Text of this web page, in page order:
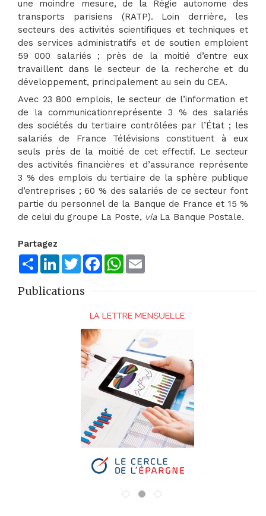
une moindre mesure, de la Régie autonome des
transports parisiens (RATP). Loin derrière, les
secteurs des activités scientifiques et techniques et
des services administratifs et de soutien emploient
59 000 salariés ; près de la moitié d’entre eux
travaillent dans le secteur de la recherche et du
développement, principalement au sein du CEA.
Avec 23 800 emplois, le secteur de l’information et
de la communicationreprésente 3 % des salariés
des sociétés du tertiaire contrôlées par l’État ; les
salariés de France Télévisions constituent à eux
seuls près de la moitié de cet effectif. Le secteur
des activités financières et d’assurance représente
3 % des emplois du tertiaire de la sphère publique
d’entreprises ; 60 % des salariés de ce secteur font
partie du personnel de la Banque de France et 15 %
de celui du groupe La Poste, via La Banque Postale.
Partagez
ShareLinkedInTwitterFacebookWhatsApp
Publications